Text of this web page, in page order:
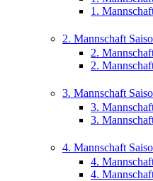
1.
2. Mannschaft
2.
2.
3. Mannschaft
3.
3.
4. Mannschaft
4.
4.